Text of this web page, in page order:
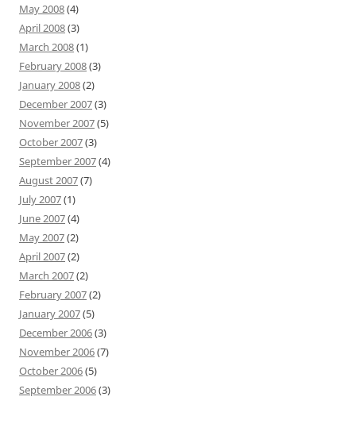
May 2008(4)
April 2008(3)
March 2008(1)
February 2008(3)
January 2008(2)
December 2007(3)
November 2007(5)
October 2007(3)
September 2007(4)
August 2007(7)
July 2007(1)
June 2007(4)
May 2007(2)
April 2007(2)
March 2007(2)
February 2007(2)
January 2007(5)
December 2006(3)
November 2006(7)
October 2006(5)
September 2006(3)